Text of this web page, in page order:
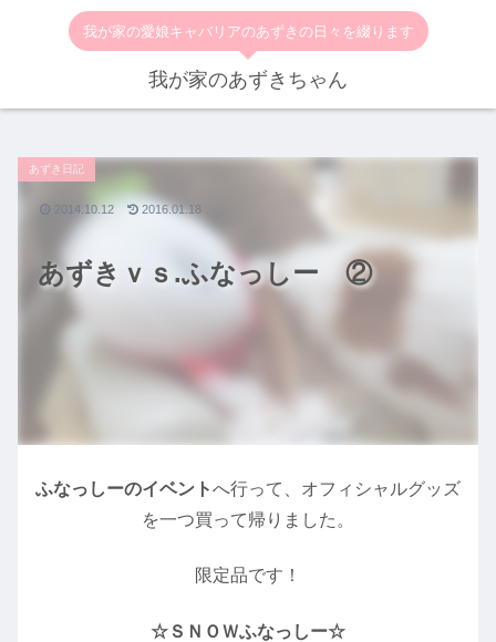
我が家の愛娘キャバリアのあずきの日々を綴ります
我が家のあずきちゃん
あずきｖｓ.ふなっしー ②
あずき日記
2014.10.12 2016.01.18
ふなっしーのイベントへ行って、オフィシャルグッズ
を一つ買って帰りました。
限定品です！
☆ＳＮＯＷふなっしー☆